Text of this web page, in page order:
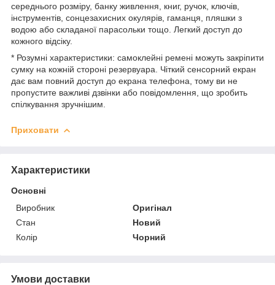
середнього розміру, банку живлення, книг, ручок, ключів,
інструментів, сонцезахисних окулярів, гаманця, пляшки з
водою або складаної парасольки тощо. Легкий доступ до
кожного відсіку.
* Розумні характеристики: самоклейні ремені можуть закріпити
сумку на кожній стороні резервуара. Чіткий сенсорний екран
дає вам повний доступ до екрана телефона, тому ви не
пропустите важливі дзвінки або повідомлення, що зробить
спілкування зручнішим.
Приховати
Характеристики
Основні
Виробник
Оригінал
Стан
Новий
Колір
Чорний
Умови доставки